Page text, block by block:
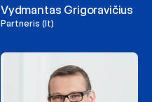
Vydmantas Grigoravičius
Partneris (lt)